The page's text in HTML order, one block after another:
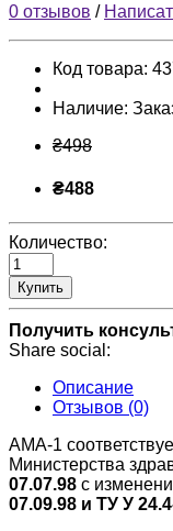
0 отзывов /
Код товара:
Наличие:
₴498
₴488
Количество:
Купить
Получить
Share social:
Описание
Отзывов (0)
АМА-1
Министерства
07.07.98 с
07.09.98 и ТУ У